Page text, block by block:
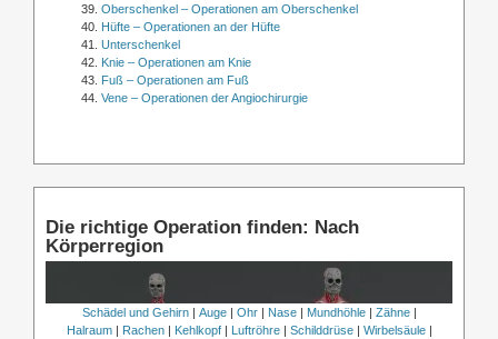
Oberschenkel – Operationen am Oberschenkel
Hüfte – Operationen an der Hüfte
Unterschenkel
Knie – Operationen am Knie
Fuß – Operationen am Fuß
Vene – Operationen der Angiochirurgie
Die richtige Operation finden: Nach
Körperregion
Schädel und Gehirn| Auge| Ohr| Nase| Mundhöhle| Zähne|
Halraum| Rachen| Kehlkopf| Luftröhre| Schilddrüse| Wirbelsäule|